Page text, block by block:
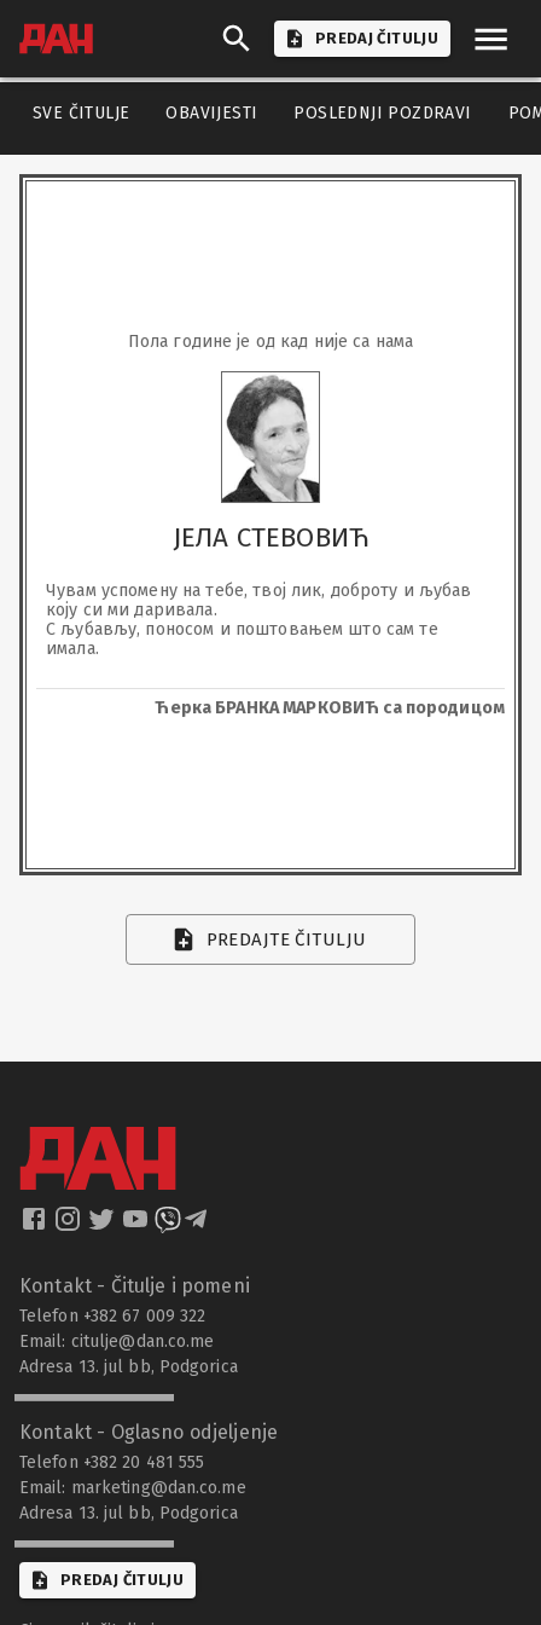
PREDAJ ČITULJU
SVE ČITULJE OBAVIJESTI POSLEDNJI POZDRAVI
Пола године је од кад није са нама
ЈЕЛА СТЕВОВИЋ
Чувам успомену на тебе, твој лик, доброту и љубав
коју си ми даривала.
С љубављу, поносом и поштовањем што сам те
имала.
Ћерка БРАНКА МАРКОВИЋ са породицом
PREDAJTE ČITULJU
Kontakt - Čitulje i pomeni
Telefon +382 67 009 322
Email: citulje@dan.co.me
Adresa 13. jul bb, Podgorica
Kontakt - Oglasno odjeljenje
Telefon +382 20 481 555
Email: marketing@dan.co.me
Adresa 13. jul bb, Podgorica
PREDAJ ČITULJU